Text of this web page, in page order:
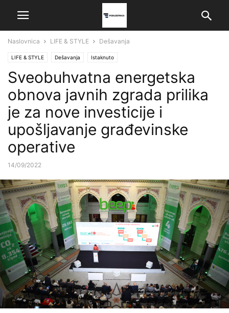
Naslovnica LIFE & STYLE Dešavanja
LIFE & STYLE Dešavanja Istaknuto
Sveobuhvatna energetska
obnova javnih zgrada prilika
je za nove investicije i
upošljavanje građevinske
operative
14/09/2022